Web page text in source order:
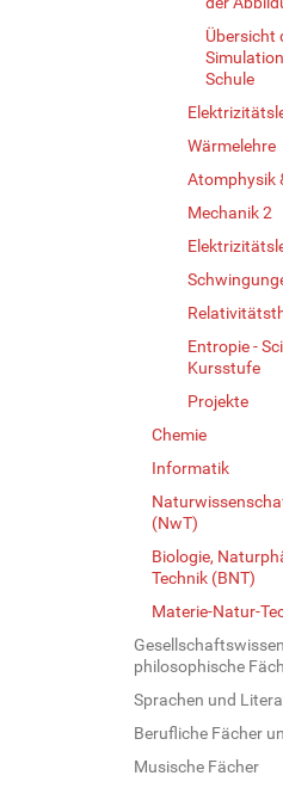
Übersicht
Schule
Wärmelehre
Atomphysik
Mechanik 2
Entropie -
Kursstufe
Projekte
Chemie
Informatik
(NwT)
Biologie,
Technik (BNT)
Materie-Natur-
philosophische
Sprachen und
Berufliche Fächer
Musische Fächer